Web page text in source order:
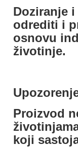
Doziranje
odrediti i
osnovu
životinje.
Proizvod
koji